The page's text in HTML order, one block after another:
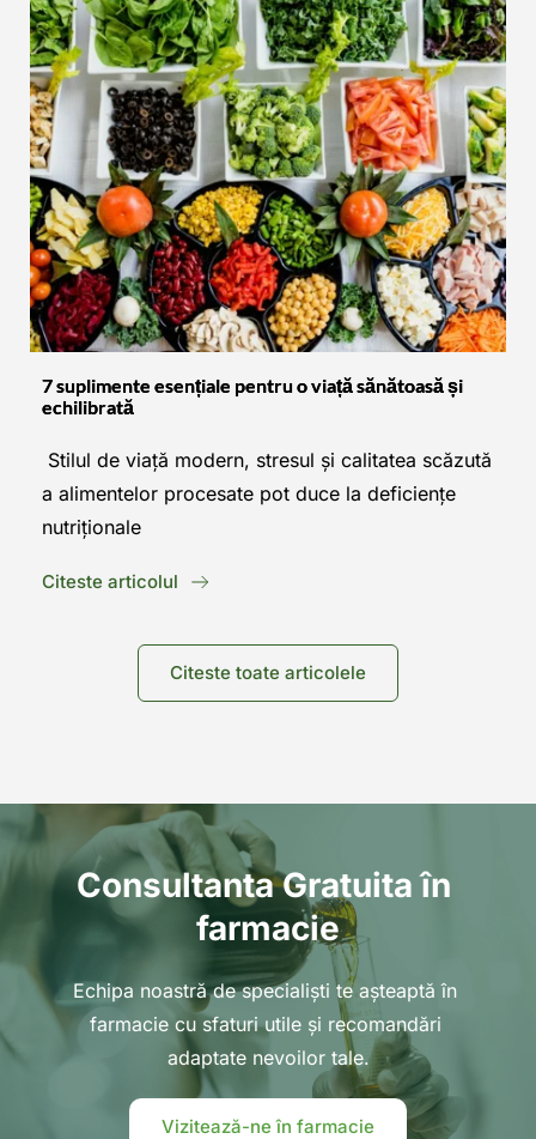
7 suplimente esențiale pentru o viață sănătoasă și
echilibrată
a alimentelor procesate pot duce la deficiențe
nutriționale
Citeste articolul
Citeste toate articolele
Consultanta Gratuita în
farmacie
Echipa noastră de specialiști te așteaptă în
farmacie cu sfaturi utile și recomandări
adaptate nevoilor tale.
Vizitează-ne în farmacie